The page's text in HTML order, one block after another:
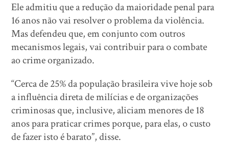
Ele admitiu que a redução da maioridade penal para
16 anos não vai resolver o problema da violência.
Mas defendeu que, em conjunto com outros
mecanismos legais, vai contribuir para o combate
ao crime organizado.
“Cerca de 25% da população brasileira vive hoje sob
a influência direta de milícias e de organizações
criminosas que, inclusive, aliciam menores de 18
anos para praticar crimes porque, para elas, o custo
de fazer isto é barato”, disse.